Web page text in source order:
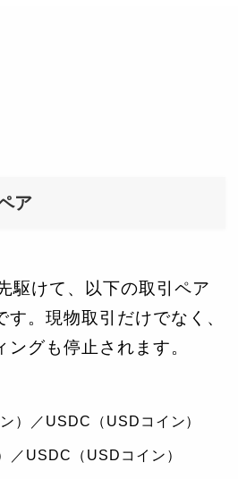
ア
駆けて、以下の取引ペア
。現物取引だけでなく、
グも停止されます。
）／USDC（USDコイン）
／USDC（USDコイン）